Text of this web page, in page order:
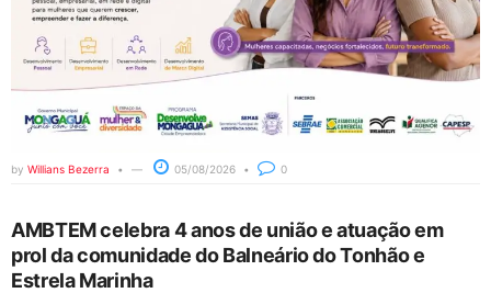
by Willians Bezerra 05/08/2026 0
AMBTEM celebra 4 anos de união e atuação em
prol da comunidade do Balneário do Tonhão e
Estrela Marinha